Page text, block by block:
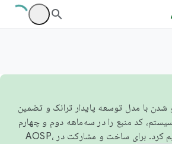
همسو شدن با مدل توسعه پایدار ترانک و تضمین
کد منبع را در سه‌ماهه دوم و چهارم